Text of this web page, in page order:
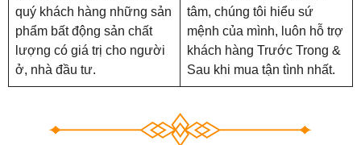
quý khách hàng những sản
phẩm bất động sản chất
lượng có giá trị cho người
ở, nhà đầu tư.
tâm, chúng tôi hiểu sứ
mệnh của mình, luôn hỗ trợ
khách hàng Trước Trong &
Sau khi mua tận tình nhất.